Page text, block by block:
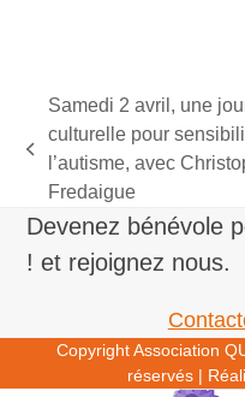
previous
post:
Samedi 2 avril, une
culturelle pour
l’autisme, avec
Fredaigue
Devenez bénévole
! et rejoignez nous.
CopyrightAssociation
réservés |